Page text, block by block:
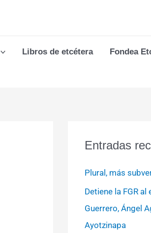
Libros de etcétera Fondea
Entradas
Plural, más
Detiene la FGR
Guerrero, Ángel
Ayotzinapa